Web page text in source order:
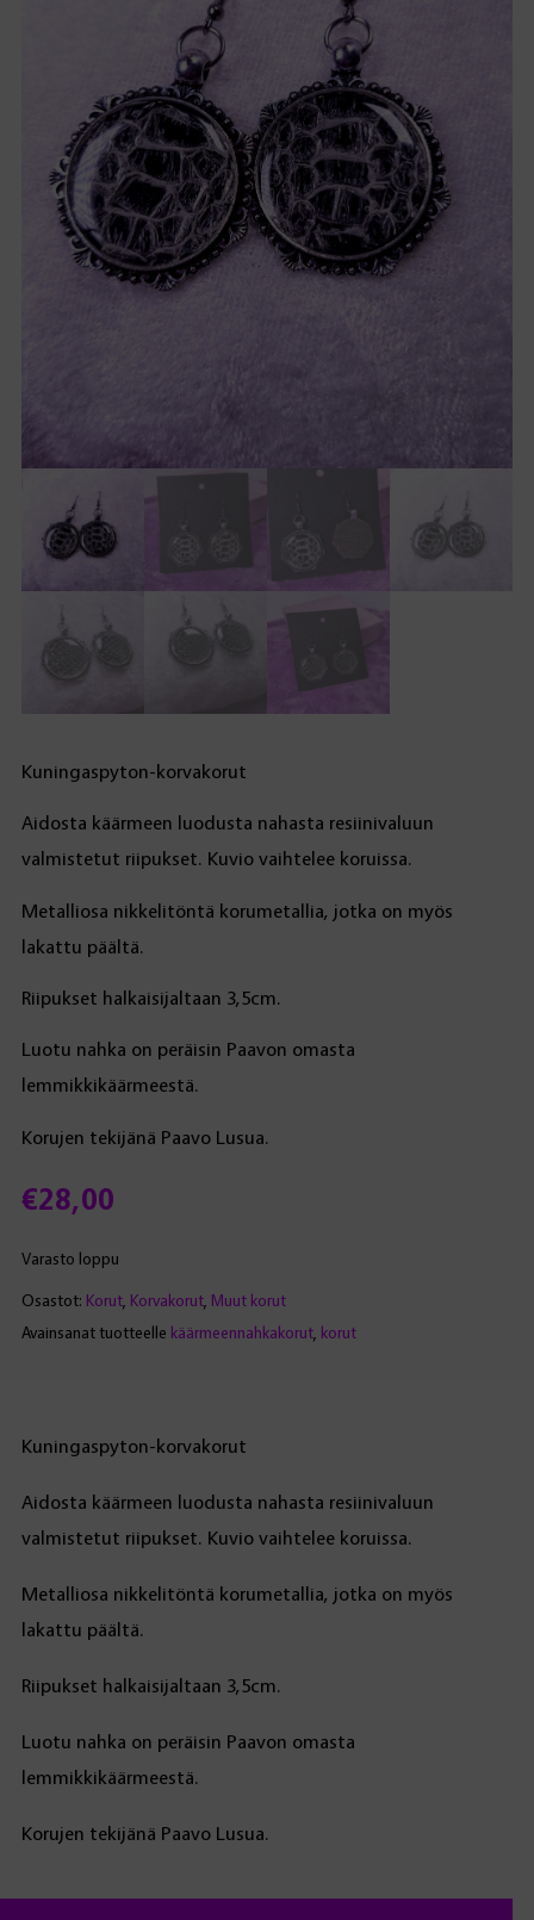
€28,00
Kuningaspyton-korvakorut
Aidosta käärmeen luodusta nahasta resiinivaluun
valmistetut riipukset. Kuvio vaihtelee koruissa.
Metalliosa nikkelitöntä korumetallia, jotka on myös
lakattu päältä.
Riipukset halkaisijaltaan 3,5cm.
Luotu nahka on peräisin Paavon omasta
lemmikkikäärmeestä.
Korujen tekijänä Paavo Lusua.
Varasto loppu
Osastot: Korut, Korvakorut, Muut korut
Avainsanat tuotteelle käärmeennahkakorut, korut
Kuningaspyton-korvakorut
Aidosta käärmeen luodusta nahasta resiinivaluun
valmistetut riipukset. Kuvio vaihtelee koruissa.
Metalliosa nikkelitöntä korumetallia, jotka on myös
lakattu päältä.
Riipukset halkaisijaltaan 3,5cm.
Luotu nahka on peräisin Paavon omasta
lemmikkikäärmeestä.
Korujen tekijänä Paavo Lusua.